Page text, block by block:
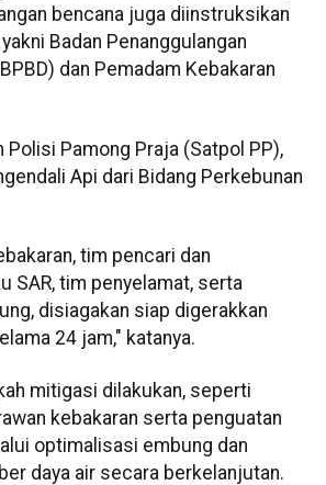
bencana juga diinstruksikan
Badan Penanggulangan
dan Pemadam Kebakaran
Polisi Pamong Praja (Satpol PP),
Api dari Bidang Perkebunan
tim pencari dan
SAR, tim penyelamat, serta
disiagakan siap digerakkan
24 jam," katanya.
mitigasi dilakukan, seperti
kebakaran serta penguatan
optimalisasi embung dan
daya air secara berkelanjutan.